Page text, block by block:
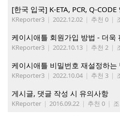
[한국 입국] K-ETA, PCR, Q-CODE
KReporter3 | 2022.12.02 | 추천 0 |
케이시애틀 회원가입 방법 - 더욱
KReporter3 | 2022.10.13 | 추천 2 |
케이시애틀 비밀번호 재설정하는
KReporter3 | 2022.10.04 | 추천 3 |
게시글, 댓글 작성 시 유의사항
KReporter | 2016.09.22 | 추천 0 |